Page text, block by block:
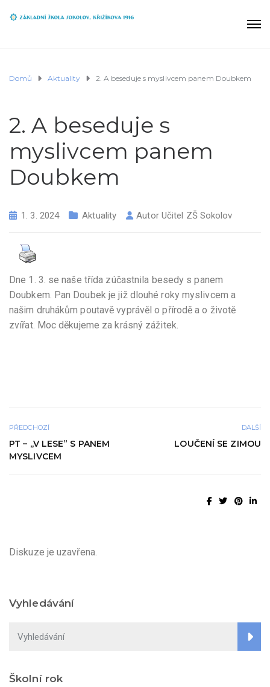
Domů Aktuality 2. A beseduje s myslivcem panem Doubkem
2. A beseduje s
myslivcem panem
Doubkem
1. 3. 2024 Aktuality Autor Učitel ZŠ Sokolov
Dne 1. 3. se naše třída zúčastnila besedy s panem
Doubkem. Pan Doubek je již dlouhé roky myslivcem a
našim druhákům poutavě vyprávěl o přírodě a o životě
zvířat. Moc děkujeme za krásný zážitek.
PŘEDCHOZÍ
PT – ,,V LESE” S PANEM
MYSLIVCEM
DALŠÍ
LOUČENÍ SE ZIMOU
Diskuze je uzavřena.
Vyhledávání
Školní rok